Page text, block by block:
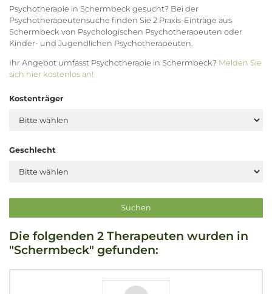
Psychotherapie in Schermbeck gesucht? Bei der
Psychotherapeutensuche finden Sie 2 Praxis-Einträge aus
Schermbeck von Psychologischen Psychotherapeuten oder
Kinder- und Jugendlichen Psychotherapeuten.
Ihr Angebot umfasst Psychotherapie in Schermbeck? Melden Sie
sich hier kostenlos an!
Kostenträger
Geschlecht
Die folgenden 2 Therapeuten wurden in
"Schermbeck" gefunden: